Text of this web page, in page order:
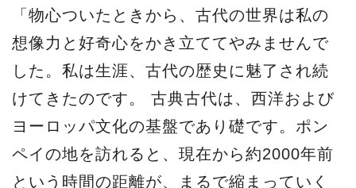
「物心ついたときから、古代の世界は私の
想像力と好奇心をかき立ててやみませんで
した。私は生涯、古代の歴史に魅了され続
けてきたのです。 古典古代は、西洋および
ヨーロッパ文化の基盤であり礎です。ポン
ペイの地を訪れると、現在から約2000年前
という時間の距離が、まるで縮まっていく